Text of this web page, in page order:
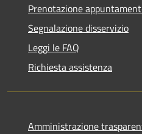
Prenotazione
Segnalazione disservizio
Leggi le FAQ
Richiesta assistenza
Amministrazione